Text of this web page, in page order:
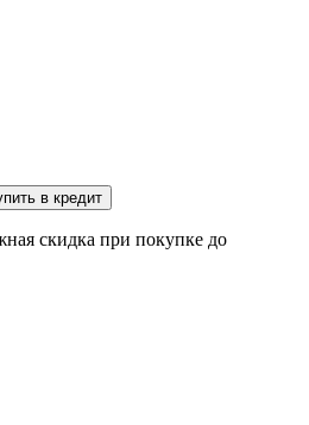
в кредит
скидка при покупке до